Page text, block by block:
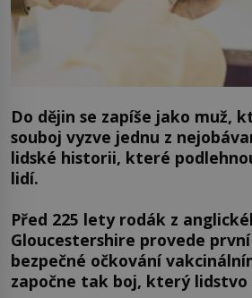
Do dějin se zapíše jako muž,
souboj vyzve jednu z
lidské historii, které
lidí.
Před 225 lety rodák z
Gloucestershire provede
bezpečné očkování
započne tak boj, který lidstvo